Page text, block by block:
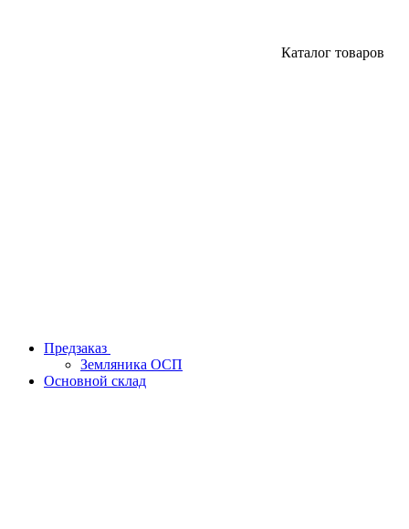
Каталог товаров
Предзаказ
Земляника ОСП
Основной склад